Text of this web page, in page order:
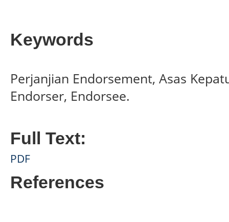
Keywords
Perjanjian Endorsement, Asas
Endorser, Endorsee.
Full Text:
PDF
References